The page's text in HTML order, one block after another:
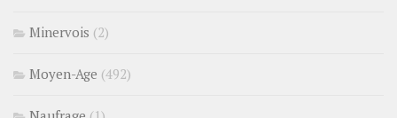
Minervois (2)
Moyen-Age (492)